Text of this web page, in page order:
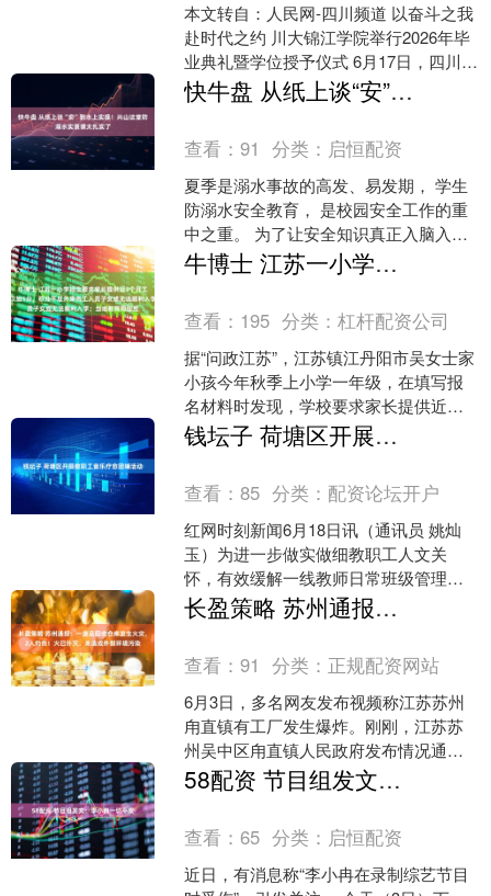
本文转自：人民网-四川频道 以奋斗之我
赴时代之约 川大锦江学院举行2026年毕
业典礼暨学位授予仪式 6月17日，四川大
学锦江学院2026年毕业典礼暨学位授予
仪....
快牛盘 从纸上谈“安”到水上实操！兴山这堂防溺水实景课太扎实了
查看：91 分类： 启恒配资
夏季是溺水事故的高发、易发期， 学生
防溺水安全教育， 是校园安全工作的重
中之重。 为了让安全知识真正入脑入
心， 切实提升学生自救互救能力， 6月
10日， 兴山县....
牛博士 江苏一小学招生要求家长提供近3个月工资流水，校方称可以加5分，积分不足外来务工人员子女或无法顺利入学；当地教育局回应
查看： 195 分类：杠杆配资公司
据“问政江苏”，江苏镇江丹阳市吴女士家
小孩今年秋季上小学一年级，在填写报
名材料时发现，学校要求家长提供近三
个月工资流水。 据了解，按照丹阳市中
小学招生政策，城区....
钱坛子 荷塘区开展教职工音乐疗愈团辅活动
查看：85 分类： 配资论坛开户
红网时刻新闻6月18日讯（通讯员 姚灿
玉）为进一步做实做细教职工人文关
怀，有效缓解一线教师日常班级管理、
课堂教学、家校沟通带来的身心压力，
帮助教师调适情绪状态、....
长盈策略 苏州通报：一废品回收仓库发生火灾，2人灼伤！火已扑灭，未造成外部环境污染
查看：91 分类： 正规配资网站
6月3日，多名网友发布视频称江苏苏州
甪直镇有工厂发生爆炸。刚刚，江苏苏
州吴中区甪直镇人民政府发布情况通
报： 今日11时54分，甪直镇一废品回收
仓库发生火灾，消防....
58配资 节目组发文：李小冉一切平安
查看：65 分类： 启恒配资
近日，有消息称“李小冉在录制综艺节目